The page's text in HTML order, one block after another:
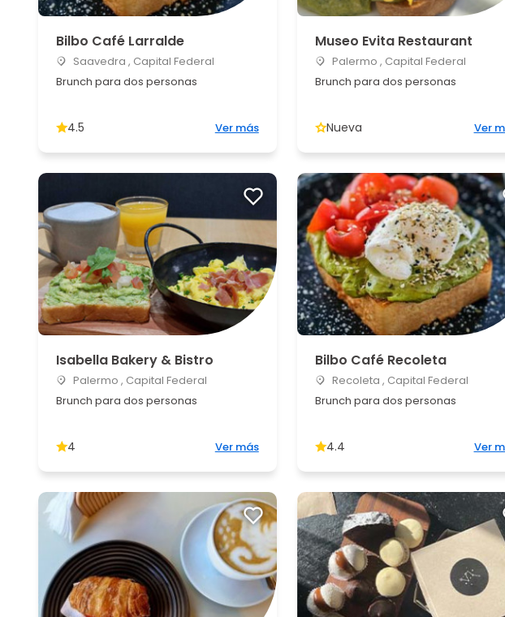
Bilbo Café Larralde
Saavedra , Capital Federal
Brunch para dos personas
4.5 Ver más
Museo Evita Restaurant
Palermo , Capital Federal
Brunch para dos personas
Nueva Ver
Isabella Bakery & Bistro
Palermo , Capital Federal
Brunch para dos personas
4 Ver más
Bilbo Café Recoleta
Recoleta , Capital Federal
Brunch para dos personas
4.4 Ver